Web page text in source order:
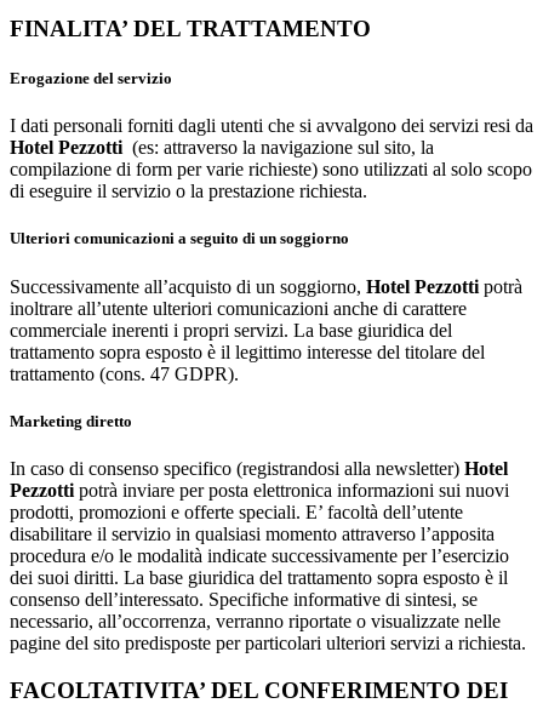
FINALITA’ DEL TRATTAMENTO
Erogazione del servizio
I dati personali forniti dagli utenti che si avvalgono dei servizi resi da
Hotel Pezzotti (es: attraverso la navigazione sul sito, la
compilazione di form per varie richieste) sono utilizzati al solo scopo
di eseguire il servizio o la prestazione richiesta.
Ulteriori comunicazioni a seguito di un soggiorno
Successivamente all’acquisto di un soggiorno, Hotel Pezzotti potrà
inoltrare all’utente ulteriori comunicazioni anche di carattere
commerciale inerenti i propri servizi. La base giuridica del
trattamento sopra esposto è il legittimo interesse del titolare del
trattamento (cons. 47 GDPR).
Marketing diretto
In caso di consenso specifico (registrandosi alla newsletter) Hotel
Pezzotti potrà inviare per posta elettronica informazioni sui nuovi
prodotti, promozioni e offerte speciali. E’ facoltà dell’utente
disabilitare il servizio in qualsiasi momento attraverso l’apposita
procedura e/o le modalità indicate successivamente per l’esercizio
dei suoi diritti. La base giuridica del trattamento sopra esposto è il
consenso dell’interessato. Specifiche informative di sintesi, se
necessario, all’occorrenza, verranno riportate o visualizzate nelle
pagine del sito predisposte per particolari ulteriori servizi a richiesta.
FACOLTATIVITA’ DEL CONFERIMENTO DEI